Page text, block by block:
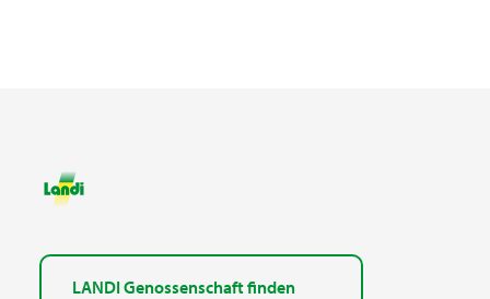
LANDI Genossenschaft finden